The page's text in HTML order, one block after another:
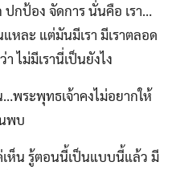
ปกป้อง จัดการ นั่นคือ เรา…
หละ แต่มันมีเรา มีเราตลอด
า ไม่มีเรานี่เป็นยังไง
พระพุทธเจ้าคงไม่อยากให้
พบ
ห็น รู้ตอนนี้เป็นแบบนี้แล้ว มี